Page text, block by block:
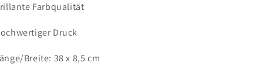
Farbqualität
Druck
Breite: 38 x 8,5 cm